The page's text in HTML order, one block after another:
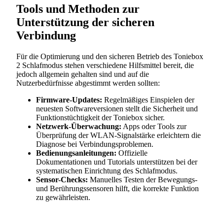
Tools und Methoden zur
Unterstützung der sicheren
Verbindung
Für die Optimierung und den sicheren Betrieb des Toniebox
2 Schlafmodus stehen verschiedene Hilfsmittel bereit, die
jedoch allgemein gehalten sind und auf die
Nutzerbedürfnisse abgestimmt werden sollten:
Firmware-Updates: Regelmäßiges Einspielen der
neuesten Softwareversionen stellt die Sicherheit und
Funktionstüchtigkeit der Toniebox sicher.
Netzwerk-Überwachung: Apps oder Tools zur
Überprüfung der WLAN-Signalstärke erleichtern die
Diagnose bei Verbindungsproblemen.
Bedienungsanleitungen: Offizielle
Dokumentationen und Tutorials unterstützen bei der
systematischen Einrichtung des Schlafmodus.
Sensor-Checks: Manuelles Testen der Bewegungs-
und Berührungssensoren hilft, die korrekte Funktion
zu gewährleisten.